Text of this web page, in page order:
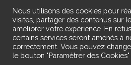
© 2024 Gières Gymnastique
Nous utilisons des cookies pour
visites, partager des contenus sur
améliorer votre expérience. En
certains services seront amenés à
correctement. Vous pouvez
le bouton "Paramétrer des Cookies"